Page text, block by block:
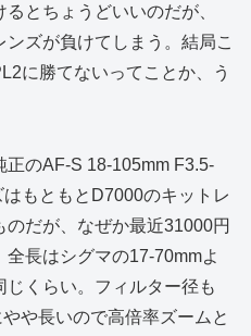
とちょうどいいのだが、
ズが負けてしまう。結局こ
に勝てないってことか、う
のAF-S 18-105mm F3.5-
もともとD7000のキットレ
だが、なぜか最近31000円
長はシグマの17-70mmよ
じくらい。フィルター径も
や長いので高倍率ズームと